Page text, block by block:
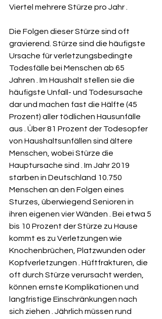
Viertel mehrere Stürze pro Jahr .
Die Folgen dieser Stürze sind oft
gravierend. Stürze sind die häufigste
Ursache für verletzungsbedingte
Todesfälle bei Menschen ab 65
Jahren . Im Haushalt stellen sie die
häufigste Unfall- und Todesursache
dar und machen fast die Hälfte (45
Prozent) aller tödlichen Hausunfälle
aus . Über 81 Prozent der Todesopfer
von Haushaltsunfällen sind ältere
Menschen, wobei Stürze die
Hauptursache sind . Im Jahr 2019
starben in Deutschland 10.750
Menschen an den Folgen eines
Sturzes, überwiegend Senioren in
ihren eigenen vier Wänden . Bei etwa 5
bis 10 Prozent der Stürze zu Hause
kommt es zu Verletzungen wie
Knochenbrüchen, Platzwunden oder
Kopfverletzungen . Hüftfrakturen, die
oft durch Stürze verursacht werden,
können ernste Komplikationen und
langfristige Einschränkungen nach
sich ziehen . Jährlich müssen rund